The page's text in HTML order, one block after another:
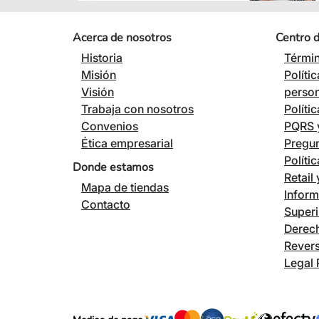
Acerca de nosotros
Historia
Misión
Visión
Trabaja con nosotros
Convenios
Ética empresarial
Donde estamos
Mapa de tiendas
Contacto
Centro
Retail
Legal